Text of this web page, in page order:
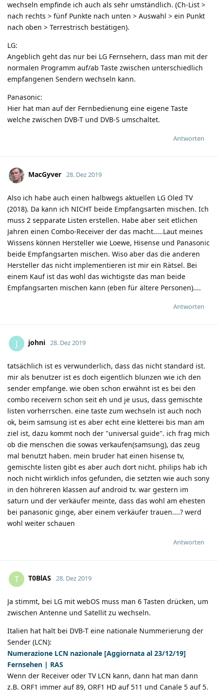
wechseln empfinde ich auch als sehr umständlich. (Ch-List >
nach rechts > fünf Punkte nach unten > Auswahl > ein Punkt
nach oben > Terrestrisch bestätigen).
LG:
Angeblich geht das nur bei LG Fernsehern, dass man mit der
normalen Programm auf/ab Taste zwischen unterschiedlich
empfangenen Sendern wechseln kann.
Panasonic:
Hier hat man auf der Fernbedienung eine eigene Taste
welche zwischen DVB-T und DVB-S umschaltet.
Antworten
MacGyver 28. Dez 2019
Also ich habe auch einen halbwegs aktuellen LG Oled TV
(2018). Da kann ich NICHT beide Empfangsarten mischen. Ich
muss 2 sepparate Listen erstellen. Habe aber seit etlichen
Jahren einen Combo-Receiver der das macht.....Laut meines
Wissens können Hersteller wie Loewe, Hisense und Panasonic
beide Empfangsarten mischen. Wiso aber das die anderen
Hersteller das nicht implementieren ist mir ein Rätsel. Bei
einem Kauf ist das wohl das wichtigste das man beide
Empfangsarten mischen kann (eben für ältere Personen)....
Antworten
J johni 28. Dez 2019
tatsächlich ist es verwunderlich, dass das nicht standard ist.
mir als benutzer ist es doch eigentlich blunzen wie ich den
sender empfange. wie oben schon erwähnt ist es bei den
combo receivern schon seit eh und je usus, dass gemischte
listen vorherrschen. eine taste zum wechseln ist auch noch
ok, beim samsung ist es aber echt eine kletterei bis man am
ziel ist, dazu kommt noch der "universal guide". ich frag mich
ob die menschen die sowas verkaufen(samsung), das zeug
mal benutzt haben. mein bruder hat einen hisense tv,
gemischte listen gibt es aber auch dort nicht. philips hab ich
noch nicht wirklich infos gefunden, die setzten wie auch sony
in den höhreren klassen auf android tv. war gestern im
saturn und der verkäufer meinte, dass das wohl am ehesten
bei panasonic ginge, aber einem verkäufer trauen....? werd
wohl weiter schauen
Antworten
T T0BlAS 28. Dez 2019
Ja stimmt, bei LG mit webOS muss man 6 Tasten drücken, um
zwischen Antenne und Satellit zu wechseln.
Italien hat halt bei DVB-T eine nationale Nummerierung der
Sender (LCN):
Numerazione LCN nazionale [Aggiornata al 23/12/19]
Fernsehen | RAS
Wenn der Receiver oder TV LCN kann, dann hat man dann
z.B. ORF1 immer auf 89, ORF1 HD auf 511 und Canale 5 auf 5.